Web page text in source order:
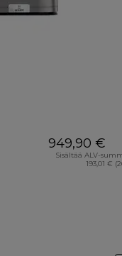
949,90 €
Sisältää ALV-
193,01 €